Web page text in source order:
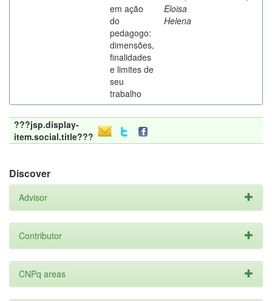
em ação
do
pedagogo:
dimensões,
finalidades
e limites de
seu
trabalho
Eloisa
Helena
???jsp.display-
item.social.title???
Discover
Advisor
Contributor
CNPq areas